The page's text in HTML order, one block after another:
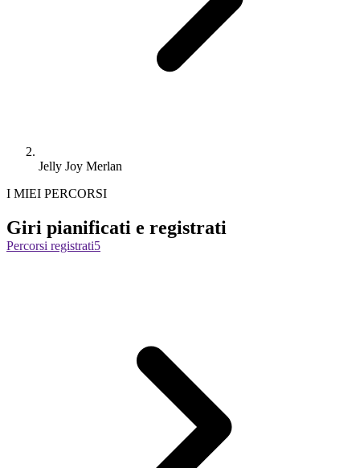
Jelly Joy Merlan
I MIEI PERCORSI
Giri pianificati e registrati
Percorsi registrati5